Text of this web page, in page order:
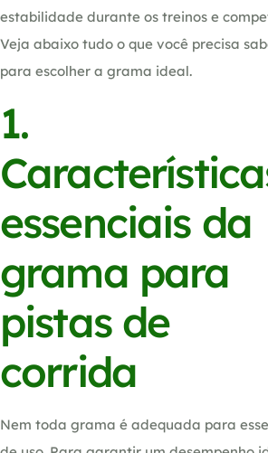
estabilidade durante os treinos e
Veja abaixo tudo o que você precisa
para escolher a grama ideal.
1.
essenciais da
grama para
pistas de
corrida
Nem toda grama é adequada para